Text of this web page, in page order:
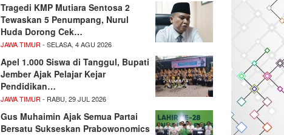
Tragedi KMP Mutiara Sentosa 2
Tewaskan 5 Penumpang, Nurul
Huda Dorong Cek…
JAWA TIMUR - SELASA, 4 AGU 2026
Apel 1.000 Siswa di Tanggul, Bupati
Jember Ajak Pelajar Kejar
Pendidikan…
JAWA TIMUR - RABU, 29 JUL 2026
Gus Muhaimin Ajak Semua Partai
Bersatu Sukseskan Prabowonomics